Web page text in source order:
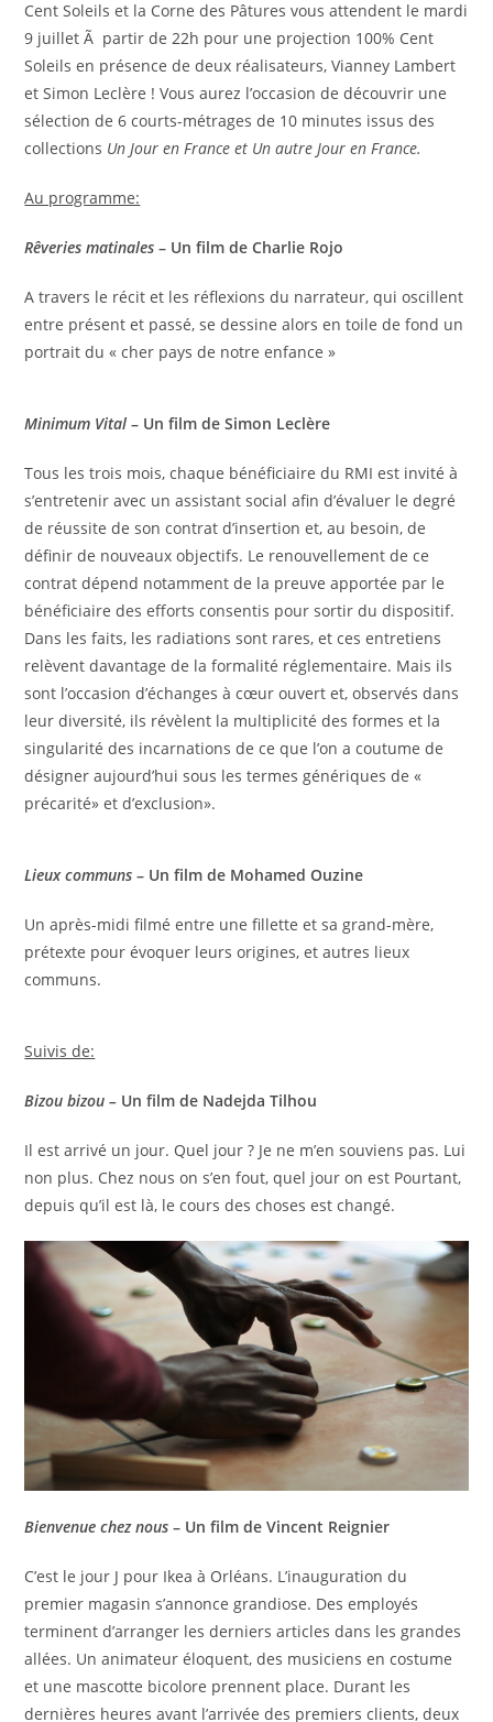
Cent Soleils et la Corne des Pâtures vous attendent le mardi
9 juillet Ã partir de 22h pour une projection 100% Cent
Soleils en présence de deux réalisateurs, Vianney Lambert
et Simon Leclère ! Vous aurez l’occasion de découvrir une
sélection de 6 courts-métrages de 10 minutes issus des
collections Un Jour en France et Un autre Jour en France.
Au programme:
Rêveries matinales – Un film de Charlie Rojo
A travers le récit et les réflexions du narrateur, qui oscillent
entre présent et passé, se dessine alors en toile de fond un
portrait du « cher pays de notre enfance »
Minimum Vital – Un film de Simon Leclère
Tous les trois mois, chaque bénéficiaire du RMI est invité à
s’entretenir avec un assistant social afin d’évaluer le degré
de réussite de son contrat d’insertion et, au besoin, de
définir de nouveaux objectifs. Le renouvellement de ce
contrat dépend notamment de la preuve apportée par le
bénéficiaire des efforts consentis pour sortir du dispositif.
Dans les faits, les radiations sont rares, et ces entretiens
relèvent davantage de la formalité réglementaire. Mais ils
sont l’occasion d’échanges à cœur ouvert et, observés dans
leur diversité, ils révèlent la multiplicité des formes et la
singularité des incarnations de ce que l’on a coutume de
désigner aujourd’hui sous les termes génériques de «
précarité» et d’exclusion».
Lieux communs – Un film de Mohamed Ouzine
Un après-midi filmé entre une fillette et sa grand-mère,
prétexte pour évoquer leurs origines, et autres lieux
communs.
Suivis de:
Bizou bizou – Un film de Nadejda Tilhou
Il est arrivé un jour. Quel jour ? Je ne m’en souviens pas. Lui
non plus. Chez nous on s’en fout, quel jour on est Pourtant,
depuis qu’il est là, le cours des choses est changé.
Bienvenue chez nous – Un film de Vincent Reignier
C’est le jour J pour Ikea à Orléans. L’inauguration du
premier magasin s’annonce grandiose. Des employés
terminent d’arranger les derniers articles dans les grandes
allées. Un animateur éloquent, des musiciens en costume
et une mascotte bicolore prennent place. Durant les
dernières heures avant l’arrivée des premiers clients, deux